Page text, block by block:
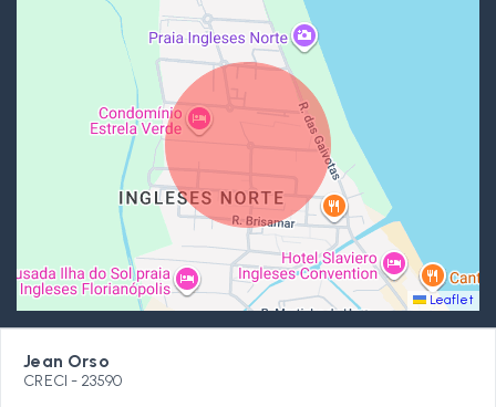
Leaflet
Jean Orso
CRECI - 23590